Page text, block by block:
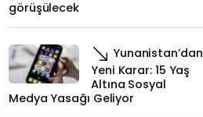
görüşülecek
Yunanistan’dan
Yeni Karar: 15 Yaş
Altına Sosyal
Medya Yasağı Geliyor